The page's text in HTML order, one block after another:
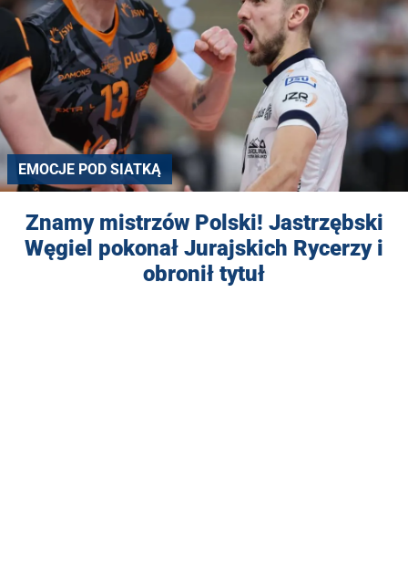
EMOCJE POD SIATKĄ
Znamy mistrzów Polski! Jastrzębski
Węgiel pokonał Jurajskich Rycerzy i
obronił tytuł